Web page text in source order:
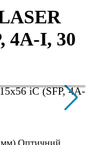
4А-I, 30